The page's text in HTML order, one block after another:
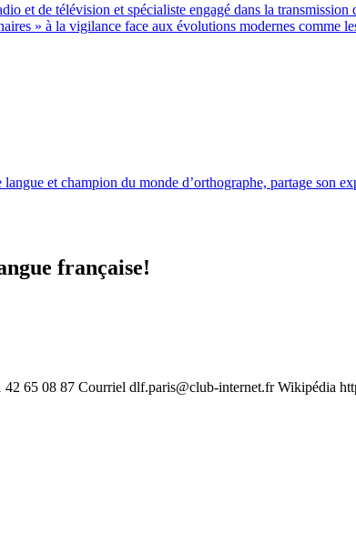
et de télévision et spécialiste engagé dans la
» à la vigilance face aux évolutions modernes comme
et champion du monde d’orthographe, partage son
française!
42 65 08 87 Courriel dlf.paris@club-internet.frWikipédia